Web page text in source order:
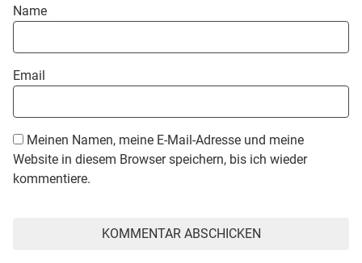
Name
Email
Meinen Namen, meine E-Mail-Adresse und meine
Website in diesem Browser speichern, bis ich wieder
kommentiere.